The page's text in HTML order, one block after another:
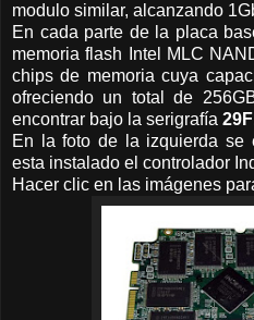
modulo similar, alcanzando
En cada parte de la placa
memoria flash Intel MLC
chips de memoria cuya
ofreciendo un total de
encontrar bajo la serigrafía
En la foto de la izquierda se
esta instalado el controlador
Hacer clic en las imágenes